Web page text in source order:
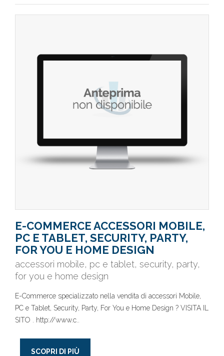
E-COMMERCE ACCESSORI MOBILE,
PC E TABLET, SECURITY, PARTY,
FOR YOU E HOME DESIGN
accessori mobile, pc e tablet, security, party,
for you e home design
E-Commerce specializzato nella vendita di accessori Mobile,
PC e Tablet, Security, Party, For You e Home Design ? VISITA IL
SITO . http://www.c..
SCOPRI DI PIÙ